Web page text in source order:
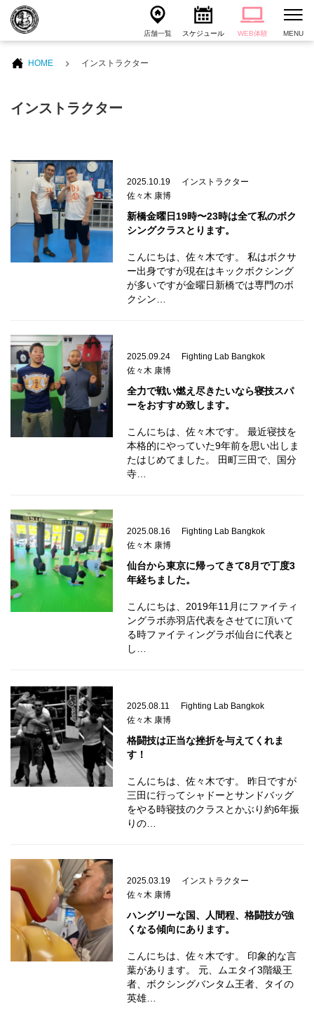
店舗一覧 スケジュール WEB体験 MENU
HOME インストラクター
インストラクター
2025.10.19
インストラクター
佐々木 康博
新橋金曜日19時〜23時は全て私のボク
シングクラスとります。
こんにちは、佐々木です。 私はボクサ
ー出身ですが現在はキックボクシング
が多いですが金曜日新橋では専門のボ
クシン…
2025.09.24
Fighting Lab Bangkok
佐々木 康博
全力で戦い燃え尽きたいなら寝技スパ
ーをおすすめ致します。
こんにちは、佐々木です。 最近寝技を
本格的にやっていた9年前を思い出しま
たはじめてました。 田町三田で、国分
寺…
2025.08.16
Fighting Lab Bangkok
佐々木 康博
仙台から東京に帰ってきて8月で丁度3
年経ちました。
こんにちは、2019年11月にファイティ
ングラボ赤羽店代表をさせてに頂いて
る時ファイティングラボ仙台に代表と
し…
2025.08.11
Fighting Lab Bangkok
佐々木 康博
格闘技は正当な挫折を与えてくれま
す！
こんにちは、佐々木です。 昨日ですが
三田に行ってシャドーとサンドバッグ
をやる時寝技のクラスとかぶり約6年振
りの…
2025.03.19
インストラクター
佐々木 康博
ハングリーな国、人間程、格闘技が強
くなる傾向にあります。
こんにちは、佐々木です。 印象的な言
葉があります。 元、ムエタイ3階級王
者、ボクシングバンタム王者、タイの
英雄…